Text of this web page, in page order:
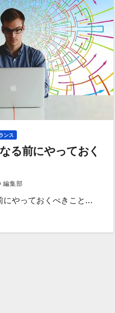
ンス
る前にやっておく
編集部
にやっておくべきこと…